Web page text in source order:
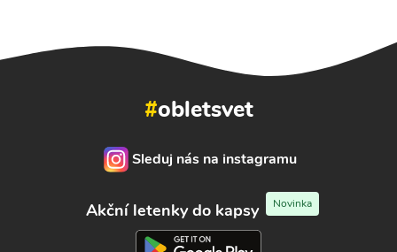
#obletsvet
Sleduj nás na instagramu
Akční letenky do kapsy Novinka